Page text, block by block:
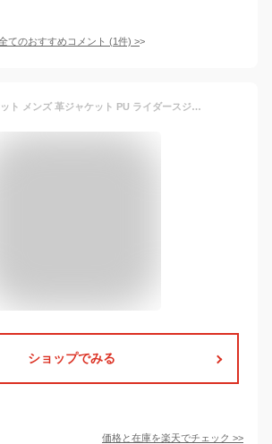
てのおすすめコメント (1件) >
レザージャケット メンズ 革ジャケット PU ライダースジャケット 立ち襟 バイクジャケット ライダース ライダースジャケット ブルゾン ジャケット ツーリング 皮ジャン 革ジャケット 普段着 防寒対策 冬着 おしゃれ 春 秋 冬 フェイクレザージャケット アウター aaa
ショップでみる
価格と在庫を楽天でチェック >>